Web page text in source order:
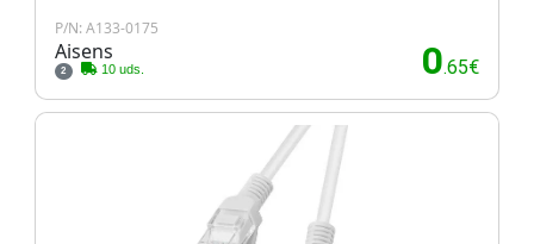
P/N: A133-0175
Aisens
2 10 uds. 0.65€